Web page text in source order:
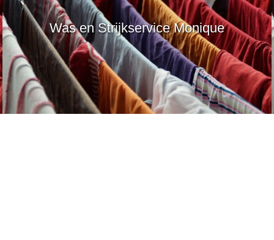
Was en Strijkservice Monique